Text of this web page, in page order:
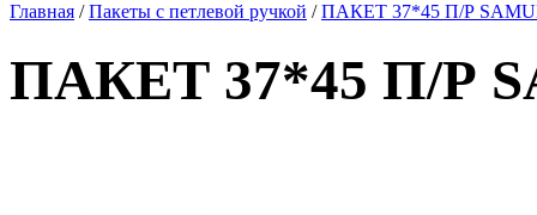
Главная /Пакеты с петлевой ручкой /ПАКЕТ 37*45 П/Р
ПАКЕТ 37*45 П/Р